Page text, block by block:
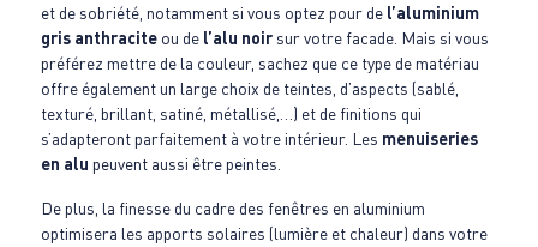
et de sobriété, notamment si vous optez pour del’aluminium
gris anthraciteou de l’alu noir sur votre facade. Mais si vous
préférez mettre de la couleur, sachez que ce type de matériau
offre également un large choix de teintes, d’aspects (sablé,
texturé, brillant, satiné, métallisé,…) et de finitions qui
s’adapteront parfaitement à votre intérieur. Les menuiseries
en alu peuvent aussi être peintes.
De plus, la finesse du cadre des fenêtres en aluminium
optimisera les apports solaires (lumière et chaleur) dans votre